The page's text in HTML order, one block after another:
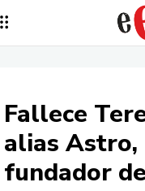
Fallece
alias Astro,
fundador